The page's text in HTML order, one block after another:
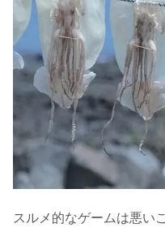
スルメ的なゲームは悪い